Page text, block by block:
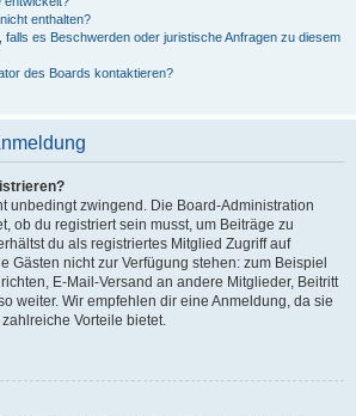
enthalten?
falls es Beschwerden oder juristische Anfragen zu diesem
des Boards kontaktieren?
unbedingt zwingend. Die Board-Administration
ob du registriert sein musst, um Beiträge zu
du als registriertes Mitglied Zugriff auf
Gästen nicht zur Verfügung stehen: zum Beispiel
E-Mail-Versand an andere Mitglieder, Beitritt
weiter. Wir empfehlen dir eine Anmeldung, da sie
Vorteile bietet.